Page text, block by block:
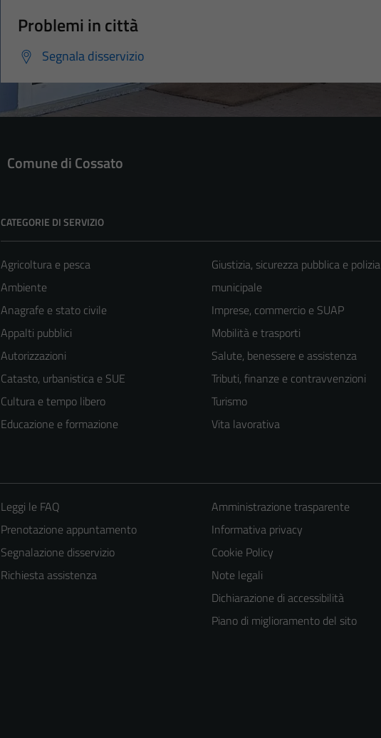
Problemi in città
Segnala disservizio
Comune di Cossato
CATEGORIE DI SERVIZIO
Agricoltura e pesca
Ambiente
Anagrafe e stato civile
Appalti pubblici
Autorizzazioni
Catasto, urbanistica e SUE
Cultura e tempo libero
Educazione e formazione
Giustizia, sicurezza pubblica e polizia
municipale
Imprese, commercio e SUAP
Mobilità e trasporti
Salute, benessere e assistenza
Tributi, finanze e contravvenzioni
Turismo
Vita lavorativa
Leggi le FAQ
Prenotazione appuntamento
Segnalazione disservizio
Richiesta assistenza
Amministrazione trasparente
Informativa privacy
Cookie Policy
Note legali
Dichiarazione di accessibilità
Piano di miglioramento del sito